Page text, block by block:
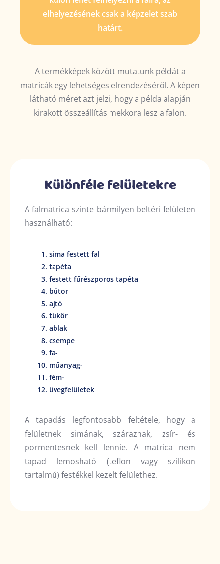
elhelyezésének csak a képzelet szab
határt.
A termékképek között mutatunk példát a
matricák egy lehetséges elrendezéséről. A képen
látható méret azt jelzi, hogy a példa alapján
kirakott összeállítás mekkora lesz a falon.
Különféle felületekre
A falmatrica szinte bármilyen beltéri felületen
használható:
sima festett fal
tapéta
festett fűrészporos tapéta
bútor
ajtó
tükör
ablak
csempe
fa-
műanyag-
fém-
üvegfelületek
A tapadás legfontosabb feltétele, hogy a
felületnek simának, száraznak, zsír- és
pormentesnek kell lennie. A matrica nem
tapad lemosható (teflon vagy szilikon
tartalmú) festékkel kezelt felülethez.